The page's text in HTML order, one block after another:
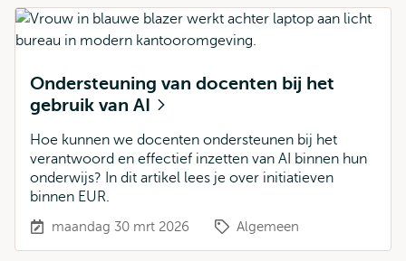
Ondersteuning van docenten bij het
gebruik van AI
Hoe kunnen we docenten ondersteunen bij het
verantwoord en effectief inzetten van AI binnen hun
onderwijs? In dit artikel lees je over initiatieven
binnen EUR.
maandag 30 mrt 2026 Algemeen